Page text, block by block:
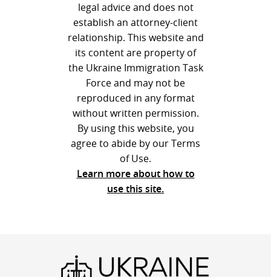
legal advice and does not
establish an attorney-client
relationship. This website and
its content are property of
the Ukraine Immigration Task
Force and may not be
reproduced in any format
without written permission.
By using this website, you
agree to abide by our Terms
of Use.
Learn more about how to
use this site.